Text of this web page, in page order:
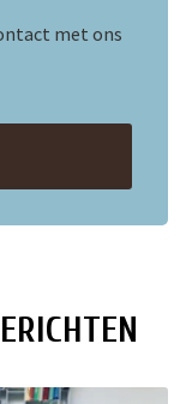
met ons